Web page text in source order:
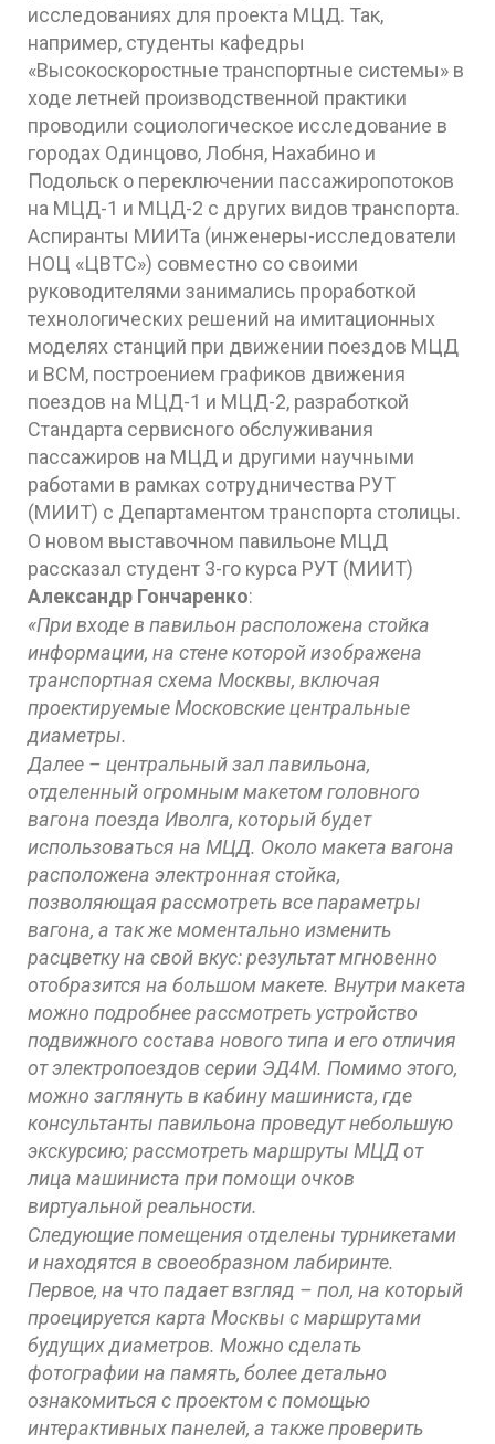
исследованиях для проекта МЦД. Так,
например, студенты кафедры
«Высокоскоростные транспортные системы» в
ходе летней производственной практики
проводили социологическое исследование в
городах Одинцово, Лобня, Нахабино и
Подольск о переключении пассажиропотоков
на МЦД-1 и МЦД-2 с других видов транспорта.
Аспиранты МИИТа (инженеры-исследователи
НОЦ «ЦВТС») совместно со своими
руководителями занимались проработкой
технологических решений на имитационных
моделях станций при движении поездов МЦД
и ВСМ, построением графиков движения
поездов на МЦД-1 и МЦД-2, разработкой
Стандарта сервисного обслуживания
пассажиров на МЦД и другими научными
работами в рамках сотрудничества РУТ
(МИИТ) с Департаментом транспорта столицы.
О новом выставочном павильоне МЦД
рассказал студент 3-го курса РУТ (МИИТ)
Александр Гончаренко:
«При входе в павильон расположена стойка
информации, на стене которой изображена
транспортная схема Москвы, включая
проектируемые Московские центральные
диаметры.
Далее – центральный зал павильона,
отделенный огромным макетом головного
вагона поезда Иволга, который будет
использоваться на МЦД. Около макета вагона
расположена электронная стойка,
позволяющая рассмотреть все параметры
вагона, а так же моментально изменить
расцветку на свой вкус: результат мгновенно
отобразится на большом макете. Внутри макета
можно подробнее рассмотреть устройство
подвижного состава нового типа и его отличия
от электропоездов серии ЭД4М. Помимо этого,
можно заглянуть в кабину машиниста, где
консультанты павильона проведут небольшую
экскурсию; рассмотреть маршруты МЦД от
лица машиниста при помощи очков
виртуальной реальности.
Следующие помещения отделены турникетами
и находятся в своеобразном лабиринте.
Первое, на что падает взгляд – пол, на который
проецируется карта Москвы с маршрутами
будущих диаметров. Можно сделать
фотографии на память, более детально
ознакомиться с проектом с помощью
интерактивных панелей, а также проверить